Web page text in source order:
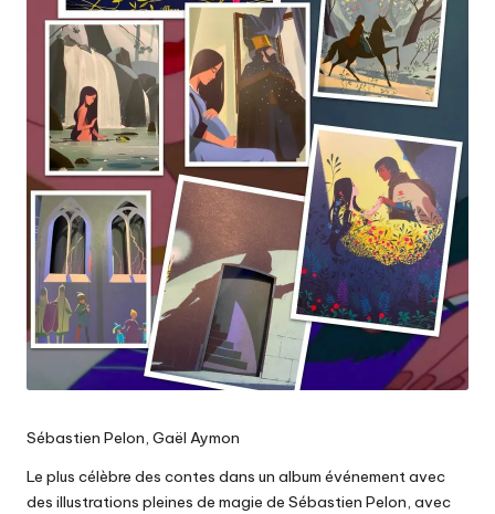
Sébastien Pelon, Gaël Aymon
Le plus célèbre des contes dans un album événement avec
des illustrations pleines de magie de Sébastien Pelon, avec